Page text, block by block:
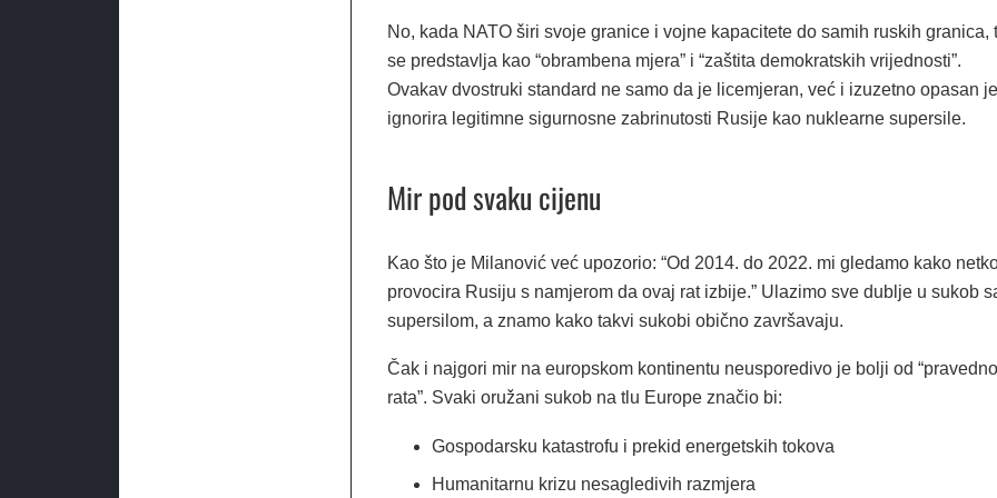
No, kada NATO širi svoje granice i vojne kapacitete do samih ruskih granica,
se predstavlja kao “obrambena mjera” i “zaštita demokratskih vrijednosti”.
Ovakav dvostruki standard ne samo da je licemjeran, već i izuzetno opasan
ignorira legitimne sigurnosne zabrinutosti Rusije kao nuklearne supersile.
Mir pod svaku cijenu
Kao što je Milanović već upozorio: “Od 2014. do 2022. mi gledamo kako
provocira Rusiju s namjerom da ovaj rat izbije.” Ulazimo sve dublje u sukob
supersilom, a znamo kako takvi sukobi obično završavaju.
Čak i najgori mir na europskom kontinentu neusporedivo je bolji od
rata”. Svaki oružani sukob na tlu Europe značio bi:
Gospodarsku katastrofu i prekid energetskih tokova
Humanitarnu krizu nesagledivih razmjera